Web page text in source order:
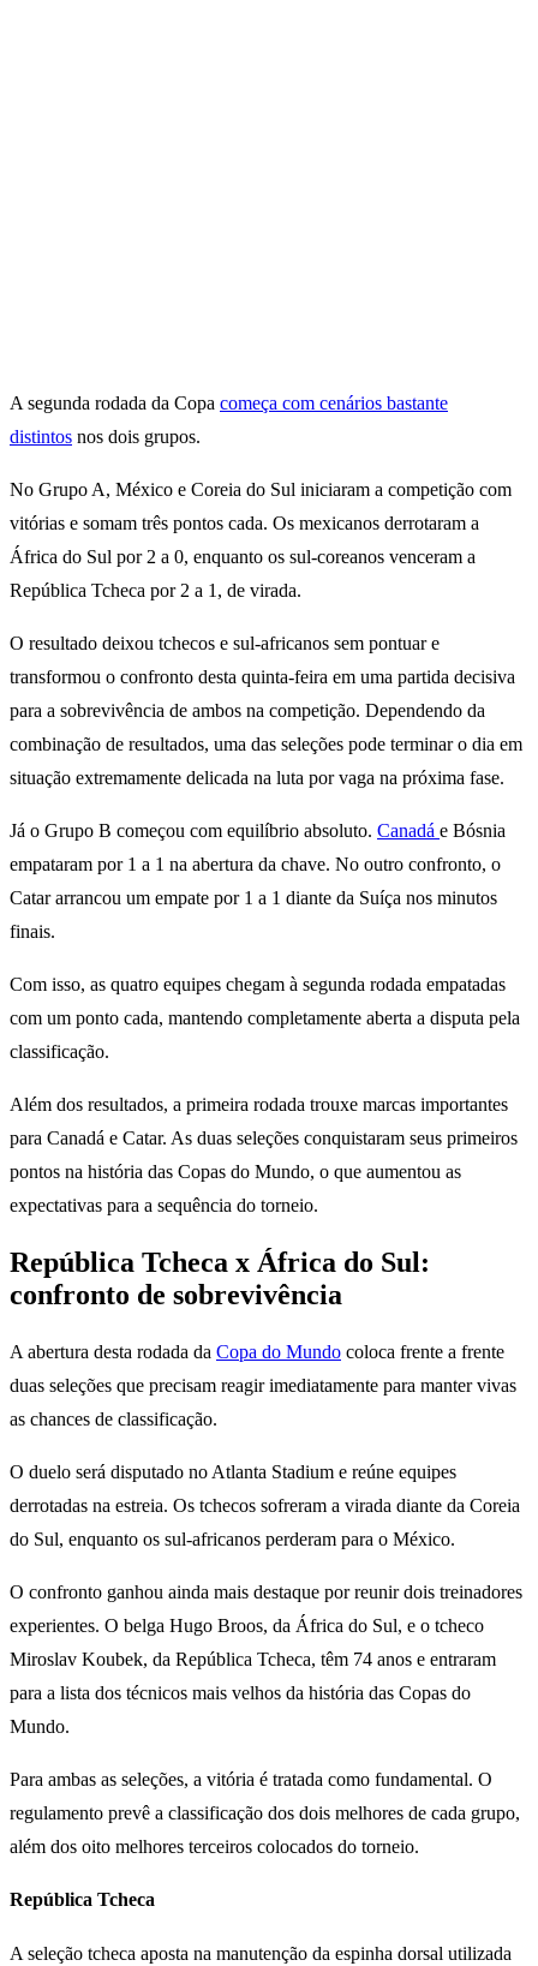
A segunda rodada da Copa começa com cenários bastante
distintos nos dois grupos.
No Grupo A, México e Coreia do Sul iniciaram a competição com
vitórias e somam três pontos cada. Os mexicanos derrotaram a
África do Sul por 2 a 0, enquanto os sul-coreanos venceram a
República Tcheca por 2 a 1, de virada.
O resultado deixou tchecos e sul-africanos sem pontuar e
transformou o confronto desta quinta-feira em uma partida decisiva
para a sobrevivência de ambos na competição. Dependendo da
combinação de resultados, uma das seleções pode terminar o dia em
situação extremamente delicada na luta por vaga na próxima fase.
Já o Grupo B começou com equilíbrio absoluto. Canadá e Bósnia
empataram por 1 a 1 na abertura da chave. No outro confronto, o
Catar arrancou um empate por 1 a 1 diante da Suíça nos minutos
finais.
Com isso, as quatro equipes chegam à segunda rodada empatadas
com um ponto cada, mantendo completamente aberta a disputa pela
classificação.
Além dos resultados, a primeira rodada trouxe marcas importantes
para Canadá e Catar. As duas seleções conquistaram seus primeiros
pontos na história das Copas do Mundo, o que aumentou as
expectativas para a sequência do torneio.
República Tcheca x África do Sul:
confronto de sobrevivência
A abertura desta rodada da Copa do Mundo coloca frente a frente
duas seleções que precisam reagir imediatamente para manter vivas
as chances de classificação.
O duelo será disputado no Atlanta Stadium e reúne equipes
derrotadas na estreia. Os tchecos sofreram a virada diante da Coreia
do Sul, enquanto os sul-africanos perderam para o México.
O confronto ganhou ainda mais destaque por reunir dois treinadores
experientes. O belga Hugo Broos, da África do Sul, e o tcheco
Miroslav Koubek, da República Tcheca, têm 74 anos e entraram
para a lista dos técnicos mais velhos da história das Copas do
Mundo.
Para ambas as seleções, a vitória é tratada como fundamental. O
regulamento prevê a classificação dos dois melhores de cada grupo,
além dos oito melhores terceiros colocados do torneio.
República Tcheca
A seleção tcheca aposta na manutenção da espinha dorsal utilizada